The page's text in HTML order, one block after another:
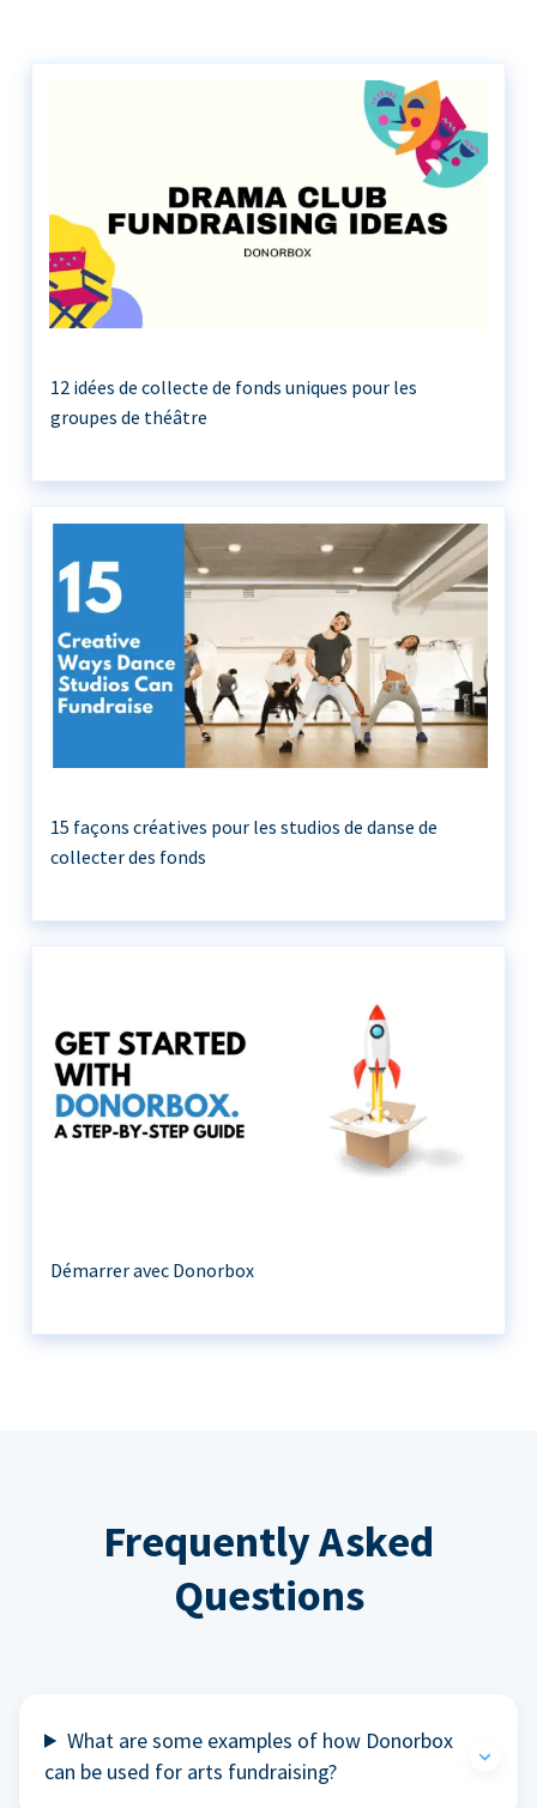
12 idées de collecte de fonds uniques pour les
groupes de théâtre
15 façons créatives pour les studios de danse de
collecter des fonds
Démarrer avec Donorbox
Frequently Asked
Questions
What are some examples of how Donorbox
can be used for arts fundraising?